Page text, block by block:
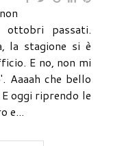
ottobri passati.
la stagione si è
E no, non mi
Aaaah che bello
oggi riprendo le
e...